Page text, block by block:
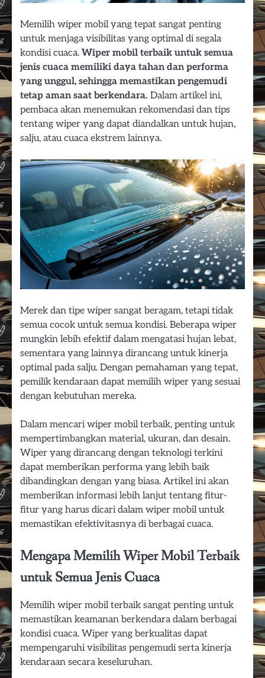
Memilih wiper mobil yang tepat sangat penting
untuk menjaga visibilitas yang optimal di segala
kondisi cuaca. Wiper mobil terbaik untuk semua
jenis cuaca memiliki daya tahan dan performa
yang unggul, sehingga memastikan pengemudi
tetap aman saat berkendara. Dalam artikel ini,
pembaca akan menemukan rekomendasi dan tips
tentang wiper yang dapat diandalkan untuk hujan,
salju, atau cuaca ekstrem lainnya.
Merek dan tipe wiper sangat beragam, tetapi tidak
semua cocok untuk semua kondisi. Beberapa wiper
mungkin lebih efektif dalam mengatasi hujan lebat,
sementara yang lainnya dirancang untuk kinerja
optimal pada salju. Dengan pemahaman yang tepat,
pemilik kendaraan dapat memilih wiper yang sesuai
dengan kebutuhan mereka.
Dalam mencari wiper mobil terbaik, penting untuk
mempertimbangkan material, ukuran, dan desain.
Wiper yang dirancang dengan teknologi terkini
dapat memberikan performa yang lebih baik
dibandingkan dengan yang biasa. Artikel ini akan
memberikan informasi lebih lanjut tentang fitur-
fitur yang harus dicari dalam wiper mobil untuk
memastikan efektivitasnya di berbagai cuaca.
Mengapa Memilih Wiper Mobil Terbaik
untuk Semua Jenis Cuaca
Memilih wiper mobil terbaik sangat penting untuk
memastikan keamanan berkendara dalam berbagai
kondisi cuaca. Wiper yang berkualitas dapat
mempengaruhi visibilitas pengemudi serta kinerja
kendaraan secara keseluruhan.